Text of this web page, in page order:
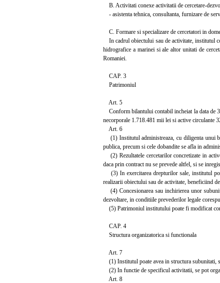
B. Activitati conexe activitatii de cercetare-
- asistenta tehnica, consultanta, furnizare de
C. Formare si specializare de cercetatori in
In cadrul obiectului sau de activitate, institutul
hidrografice a marinei si ale altor unitati de
Romaniei.
CAP. 3
Patrimoniul
Art. 5
Conform bilantului contabil incheiat la data de
necorporale 1.718.481 mii lei si active circulante
Art. 6
(1) Institutul administreaza, cu diligenta unui
publica, precum si cele dobandite se afla in
(2) Rezultatele cercetarilor concretizate in
daca prin contract nu se prevede altfel, si se
(3) In exercitarea drepturilor sale, institutul
realizarii obiectului sau de activitate, beneficiind
(4) Concesionarea sau inchirierea unor
dezvoltare, in conditiile prevederilor legale
(5) Patrimoniul institutului poate fi modificat
CAP. 4
Structura organizatorica si functionala
Art. 7
(1) Institutul poate avea in structura subunitati,
(2) In functie de specificul activitatii, se pot
Art. 8